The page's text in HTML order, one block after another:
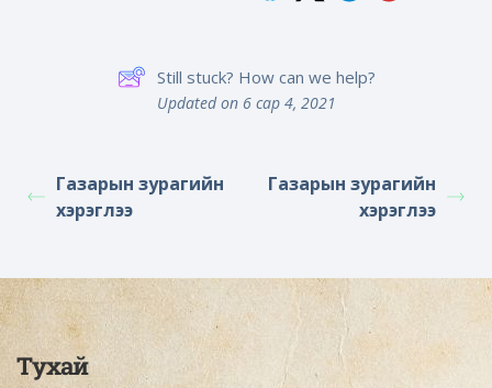
Still stuck? How can we help?
Updated on 6 сар 4, 2021
Газарын зурагийн
хэрэглээ
Газарын зурагийн
хэрэглээ
Тухай